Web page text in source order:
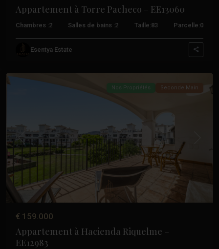
Appartement à Torre Pacheco – EE13060
Chambres :2 Salles de bains :2 Taille:83 Parcelle:0
Esentya Estate
Hacienda
Riquelme,
Torre
Précédent
Nos Propriétés Seconde Main
€ 159.000
Appartement à Hacienda Riquelme –
EE12983